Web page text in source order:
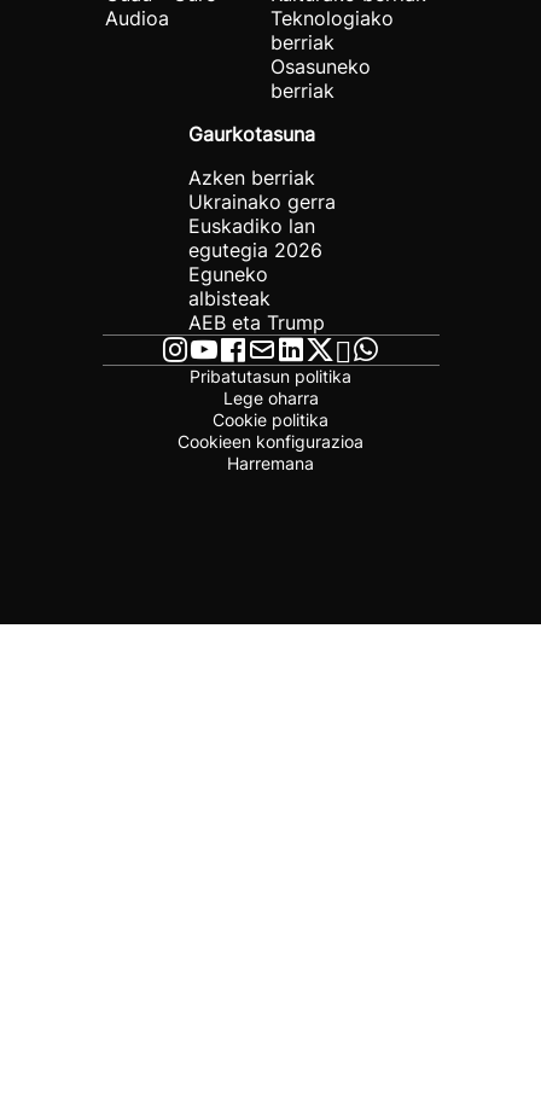
Audioa
Teknologiako
berriak
Osasuneko
berriak
Gaurkotasuna
Azken berriak
Ukrainako gerra
Euskadiko lan
egutegia 2026
Eguneko
albisteak
AEB eta Trump
Pribatutasun politika
Lege oharra
Cookie politika
Cookieen konfigurazioa
Harremana